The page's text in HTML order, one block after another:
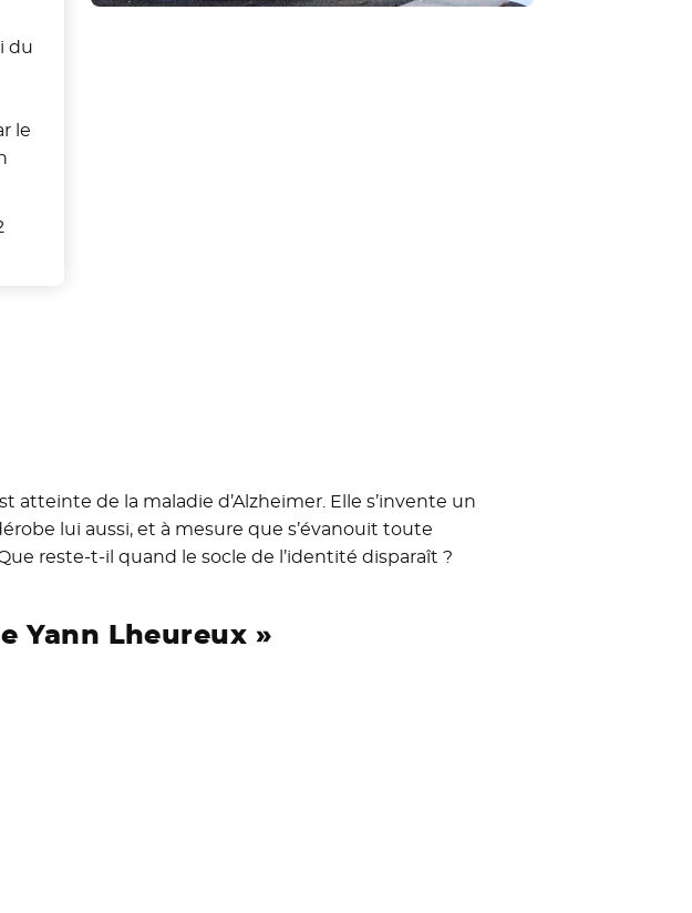
du
le
atteinte de la maladie d’Alzheimer. Elle s’invente un
lui aussi, et à mesure que s’évanouit toute
reste-t-il quand le socle de l’identité disparaît ?
Yann Lheureux »